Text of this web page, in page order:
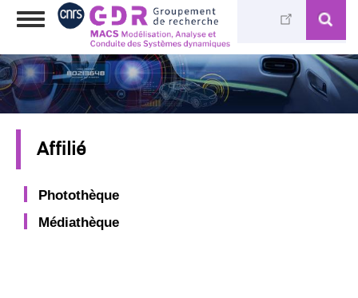
Aller
principal
Toggle
Affilié
Photothèque
Médiathèque